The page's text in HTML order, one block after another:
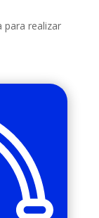
para realizar